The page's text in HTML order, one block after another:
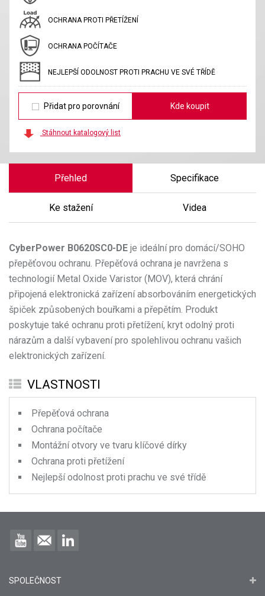
OCHRANA PROTI PŘETÍŽENÍ
OCHRANA POČÍTAČE
NEJLEPŠÍ ODOLNOST PROTI PRACHU VE SVÉ TŘÍDĚ
Přidat pro porovnání Kde koupit
Stáhnout katalogový list
Přehled Specifikace
Ke stažení Videa
CyberPower B0620SC0-DE je ideální pro domácí/SOHO
přepěťovou ochranu. Přepěťová ochrana je navržena s
technologií Metal Oxide Varistor (MOV), která chrání
připojená elektronická zařízení absorbováním energetických
špiček způsobených bouřkami a přepětím. Produkt
poskytuje také ochranu proti přetížení, kryt odolný proti
nárazům a další vybavení pro spolehlivou ochranu vašich
elektronických zařízení.
VLASTNOSTI
Přepěťová ochrana
Ochrana počítače
Montážní otvory ve tvaru klíčové dírky
Ochrana proti přetížení
Nejlepší odolnost proti prachu ve své třídě
SPOLEČNOST